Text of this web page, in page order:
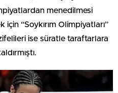
menedilmesi
“Soykırım Olimpiyatları”
ise süratle taraftarlara